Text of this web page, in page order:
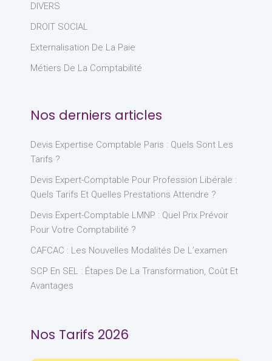
DIVERS
DROIT SOCIAL
Externalisation De La Paie
Métiers De La Comptabilité
Nos derniers articles
Devis Expertise Comptable Paris : Quels Sont Les
Tarifs ?
Devis Expert-Comptable Pour Profession Libérale :
Quels Tarifs Et Quelles Prestations Attendre ?
Devis Expert-Comptable LMNP : Quel Prix Prévoir
Pour Votre Comptabilité ?
CAFCAC : Les Nouvelles Modalités De L’examen
SCP En SEL : Étapes De La Transformation, Coût Et
Avantages
Nos Tarifs 2026